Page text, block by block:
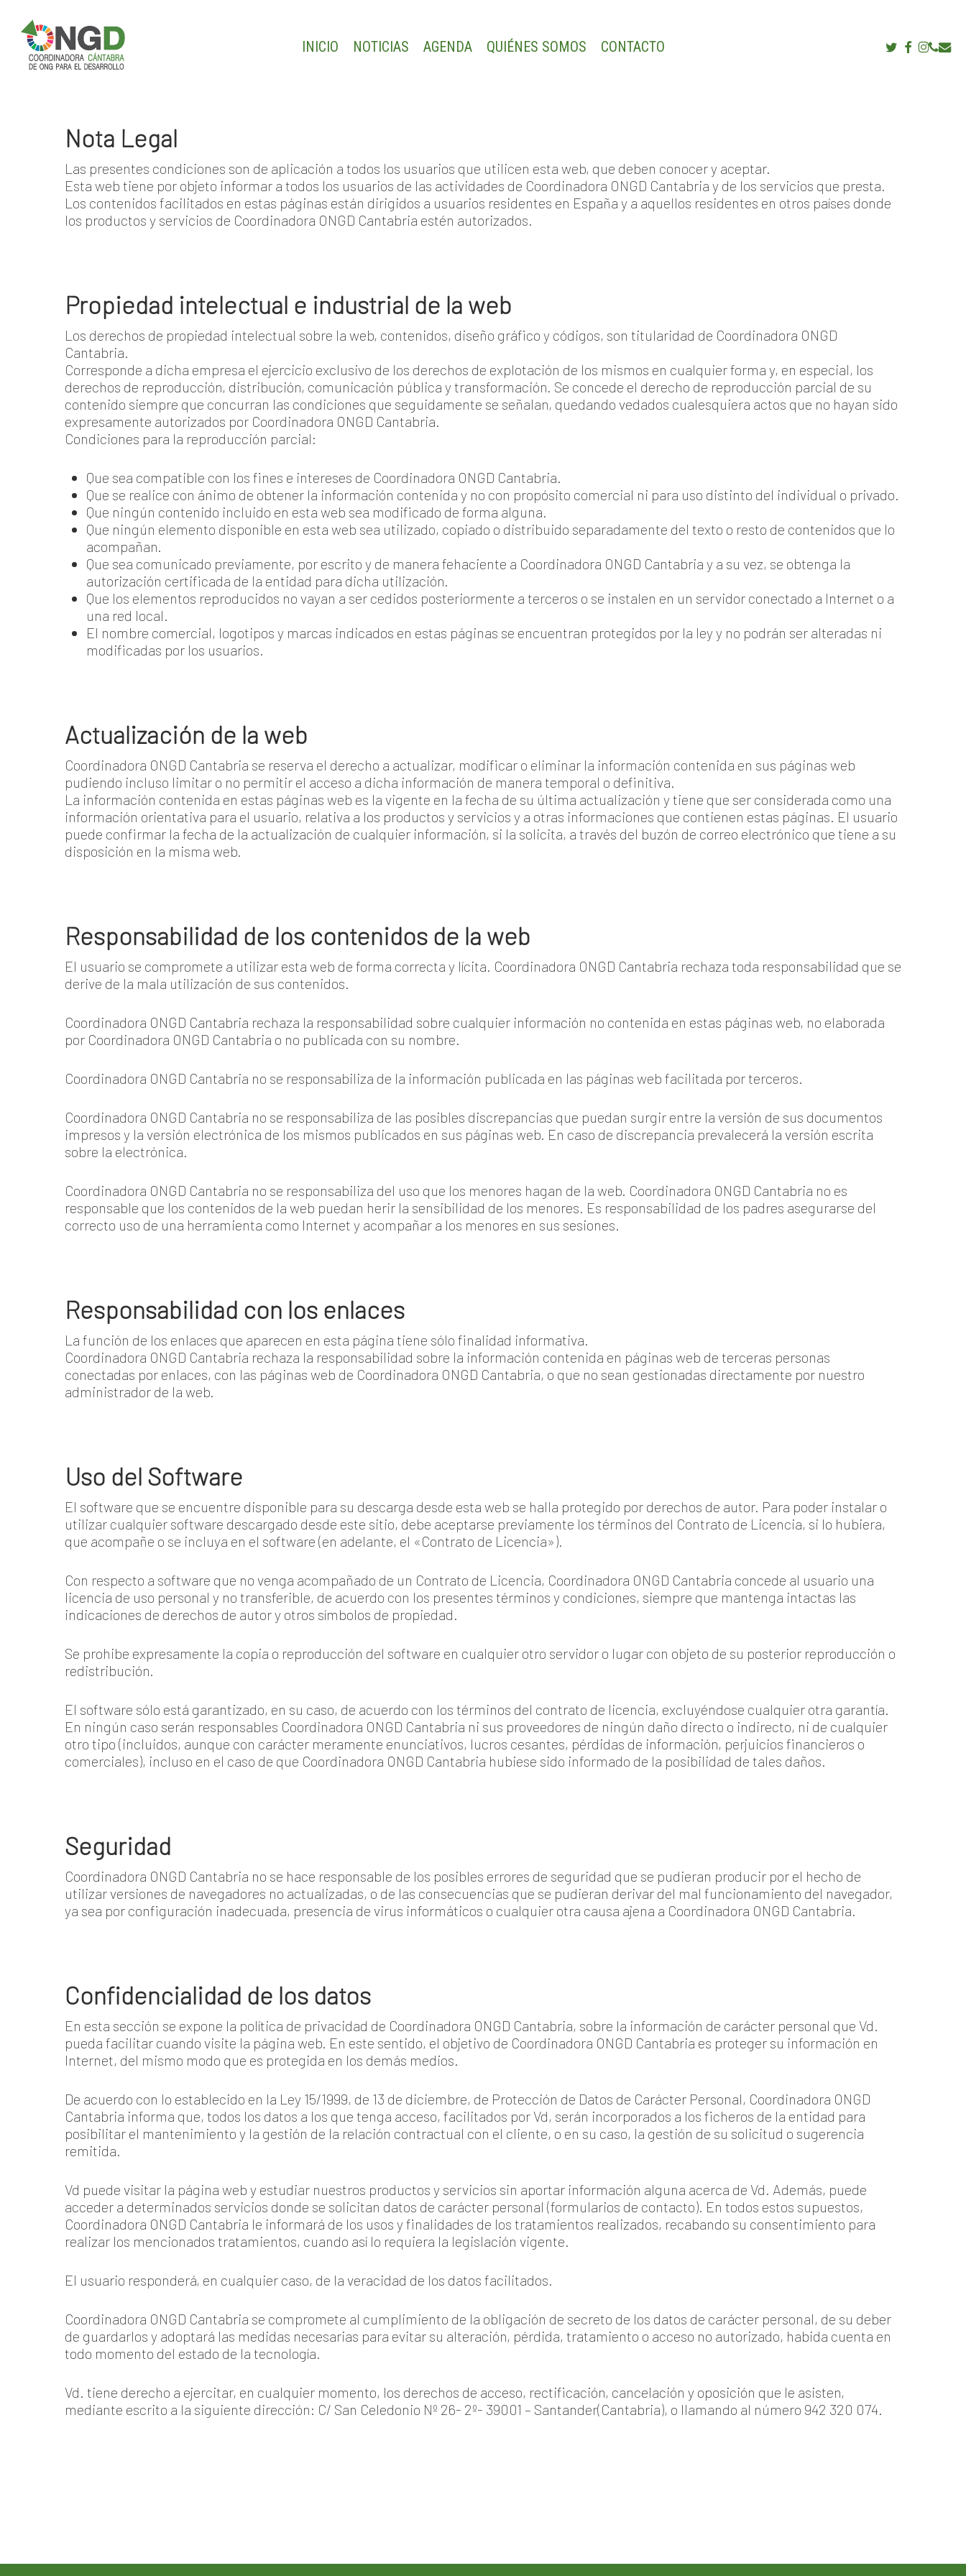
main
content
INICIO NOTICIAS AGENDA QUIÉNES SOMOS CONTACTO TWITTER
FACEBOOK
Nota Legal
Las presentes condiciones son de aplicación a todos los usuarios que utilicen esta web, que deben conocer y aceptar.
Esta web tiene por objeto informar a todos los usuarios de las actividades de Coordinadora ONGD Cantabria y de los servicios que presta.
Los contenidos facilitados en estas páginas están dirigidos a usuarios residentes en España y a aquellos residentes en otros países donde
los productos y servicios de Coordinadora ONGD Cantabria estén autorizados.
Propiedad intelectual e industrial de la web
Los derechos de propiedad intelectual sobre la web, contenidos, diseño gráfico y códigos, son titularidad de Coordinadora ONGD
Cantabria.
Corresponde a dicha empresa el ejercicio exclusivo de los derechos de explotación de los mismos en cualquier forma y, en especial, los
derechos de reproducción, distribución, comunicación pública y transformación. Se concede el derecho de reproducción parcial de su
contenido siempre que concurran las condiciones que seguidamente se señalan, quedando vedados cualesquiera actos que no hayan sido
expresamente autorizados por Coordinadora ONGD Cantabria.
Condiciones para la reproducción parcial:
Que sea compatible con los fines e intereses de Coordinadora ONGD Cantabria.
Que se realice con ánimo de obtener la información contenida y no con propósito comercial ni para uso distinto del individual o privado.
Que ningún contenido incluido en esta web sea modificado de forma alguna.
Que ningún elemento disponible en esta web sea utilizado, copiado o distribuido separadamente del texto o resto de contenidos que lo
acompañan.
Que sea comunicado previamente, por escrito y de manera fehaciente a Coordinadora ONGD Cantabria y a su vez, se obtenga la
autorización certificada de la entidad para dicha utilización.
Que los elementos reproducidos no vayan a ser cedidos posteriormente a terceros o se instalen en un servidor conectado a Internet o a
una red local.
El nombre comercial, logotipos y marcas indicados en estas páginas se encuentran protegidos por la ley y no podrán ser alteradas ni
modificadas por los usuarios.
Actualización de la web
Coordinadora ONGD Cantabria se reserva el derecho a actualizar, modificar o eliminar la información contenida en sus páginas web
pudiendo incluso limitar o no permitir el acceso a dicha información de manera temporal o definitiva.
La información contenida en estas páginas web es la vigente en la fecha de su última actualización y tiene que ser considerada como una
información orientativa para el usuario, relativa a los productos y servicios y a otras informaciones que contienen estas páginas. El usuario
puede confirmar la fecha de la actualización de cualquier información, si la solicita, a través del buzón de correo electrónico que tiene a su
disposición en la misma web.
Responsabilidad de los contenidos de la web
El usuario se compromete a utilizar esta web de forma correcta y lícita. Coordinadora ONGD Cantabria rechaza toda responsabilidad que se
derive de la mala utilización de sus contenidos.
Coordinadora ONGD Cantabria rechaza la responsabilidad sobre cualquier información no contenida en estas páginas web, no elaborada
por Coordinadora ONGD Cantabria o no publicada con su nombre.
Coordinadora ONGD Cantabria no se responsabiliza de la información publicada en las páginas web facilitada por terceros.
Coordinadora ONGD Cantabria no se responsabiliza de las posibles discrepancias que puedan surgir entre la versión de sus documentos
impresos y la versión electrónica de los mismos publicados en sus páginas web. En caso de discrepancia prevalecerá la versión escrita
sobre la electrónica.
Coordinadora ONGD Cantabria no se responsabiliza del uso que los menores hagan de la web. Coordinadora ONGD Cantabria no es
responsable que los contenidos de la web puedan herir la sensibilidad de los menores. Es responsabilidad de los padres asegurarse del
correcto uso de una herramienta como Internet y acompañar a los menores en sus sesiones.
Responsabilidad con los enlaces
La función de los enlaces que aparecen en esta página tiene sólo finalidad informativa.
Coordinadora ONGD Cantabria rechaza la responsabilidad sobre la información contenida en páginas web de terceras personas
conectadas por enlaces, con las páginas web de Coordinadora ONGD Cantabria, o que no sean gestionadas directamente por nuestro
administrador de la web.
Uso del Software
El software que se encuentre disponible para su descarga desde esta web se halla protegido por derechos de autor. Para poder instalar o
utilizar cualquier software descargado desde este sitio, debe aceptarse previamente los términos del Contrato de Licencia, si lo hubiera,
que acompañe o se incluya en el software (en adelante, el «Contrato de Licencia»).
Con respecto a software que no venga acompañado de un Contrato de Licencia, Coordinadora ONGD Cantabria concede al usuario una
licencia de uso personal y no transferible, de acuerdo con los presentes términos y condiciones, siempre que mantenga intactas las
indicaciones de derechos de autor y otros símbolos de propiedad.
Se prohibe expresamente la copia o reproducción del software en cualquier otro servidor o lugar con objeto de su posterior reproducción o
redistribución.
El software sólo está garantizado, en su caso, de acuerdo con los términos del contrato de licencia, excluyéndose cualquier otra garantía.
En ningún caso serán responsables Coordinadora ONGD Cantabria ni sus proveedores de ningún daño directo o indirecto, ni de cualquier
otro tipo (incluidos, aunque con carácter meramente enunciativos, lucros cesantes, pérdidas de información, perjuicios financieros o
comerciales), incluso en el caso de que Coordinadora ONGD Cantabria hubiese sido informado de la posibilidad de tales daños.
Seguridad
Coordinadora ONGD Cantabria no se hace responsable de los posibles errores de seguridad que se pudieran producir por el hecho de
utilizar versiones de navegadores no actualizadas, o de las consecuencias que se pudieran derivar del mal funcionamiento del navegador,
ya sea por configuración inadecuada, presencia de virus informáticos o cualquier otra causa ajena a Coordinadora ONGD Cantabria.
Confidencialidad de los datos
En esta sección se expone la política de privacidad de Coordinadora ONGD Cantabria, sobre la información de carácter personal que Vd.
pueda facilitar cuando visite la página web. En este sentido, el objetivo de Coordinadora ONGD Cantabria es proteger su información en
Internet, del mismo modo que es protegida en los demás medios.
De acuerdo con lo establecido en la Ley 15/1999, de 13 de diciembre, de Protección de Datos de Carácter Personal, Coordinadora ONGD
Cantabria informa que, todos los datos a los que tenga acceso, facilitados por Vd, serán incorporados a los ficheros de la entidad para
posibilitar el mantenimiento y la gestión de la relación contractual con el cliente, o en su caso, la gestión de su solicitud o sugerencia
remitida.
Vd puede visitar la página web y estudiar nuestros productos y servicios sin aportar información alguna acerca de Vd. Además, puede
acceder a determinados servicios donde se solicitan datos de carácter personal (formularios de contacto). En todos estos supuestos,
Coordinadora ONGD Cantabria le informará de los usos y finalidades de los tratamientos realizados, recabando su consentimiento para
realizar los mencionados tratamientos, cuando así lo requiera la legislación vigente.
El usuario responderá, en cualquier caso, de la veracidad de los datos facilitados.
Coordinadora ONGD Cantabria se compromete al cumplimiento de la obligación de secreto de los datos de carácter personal, de su deber
de guardarlos y adoptará las medidas necesarias para evitar su alteración, pérdida, tratamiento o acceso no autorizado, habida cuenta en
todo momento del estado de la tecnología.
Vd. tiene derecho a ejercitar, en cualquier momento, los derechos de acceso, rectificación, cancelación y oposición que le asisten,
mediante escrito a la siguiente dirección: C/ San Celedonio Nº 26- 2º- 39001 – Santander(Cantabria), o llamando al número 942 320 074.